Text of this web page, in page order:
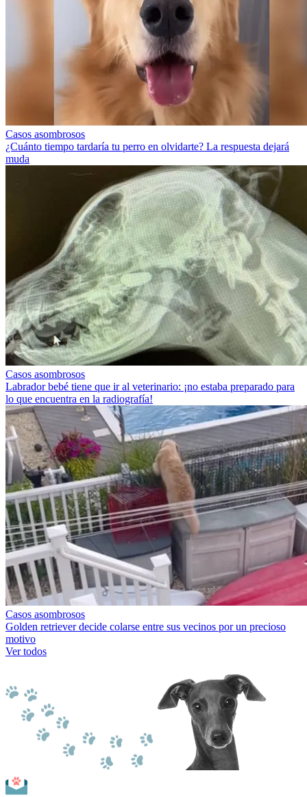
Casos asombrosos
¿Cuánto tiempo tardaría tu perro en olvidarte? La respuesta dejará
muda
Casos asombrosos
Labrador bebé tiene que ir al veterinario: ¡no estaba preparado para
lo que encuentra en la radiografía!
Casos asombrosos
Golden retriever decide colarse entre sus vecinos por un precioso
motivo
Ver todos